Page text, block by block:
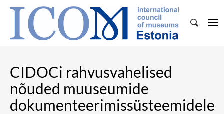
CIDOCi rahvusvahelised
nõuded muuseumide
dokumenteerimissüsteemidele